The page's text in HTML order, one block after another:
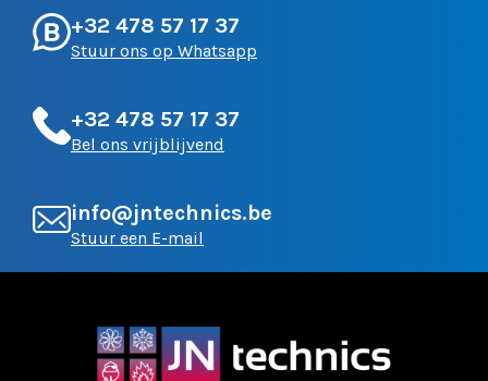
+32 478 57 17 37
Stuur ons op Whatsapp
+32 478 57 17 37
Bel ons vrijblijvend
info@jntechnics.be
Stuur een E-mail